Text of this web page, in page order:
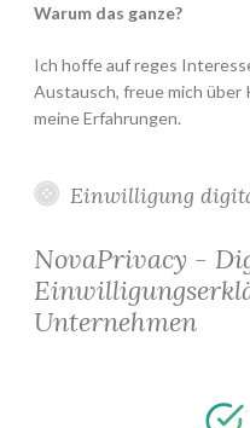
Warum das ganze?
Ich hoffe auf reges
Austausch, freue mich über
meine Erfahrungen.
Einwilligung
NovaPrivacy -
Unternehmen